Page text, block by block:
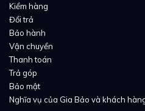
chơi, chiếc
hữu mặt số chải tia tuyệt
khói. Phần trung tâm mặt
lam sáng hơn, càng đi ra
như bị một làn khói bao phủ
Bộ kim que được sử dụng
Kiểm hàng
Đổi trả
Bảo hành
Vận chuyển
Thanh toán
Trả góp
Bảo mật
Nghĩa vụ của Gia Bảo và khách